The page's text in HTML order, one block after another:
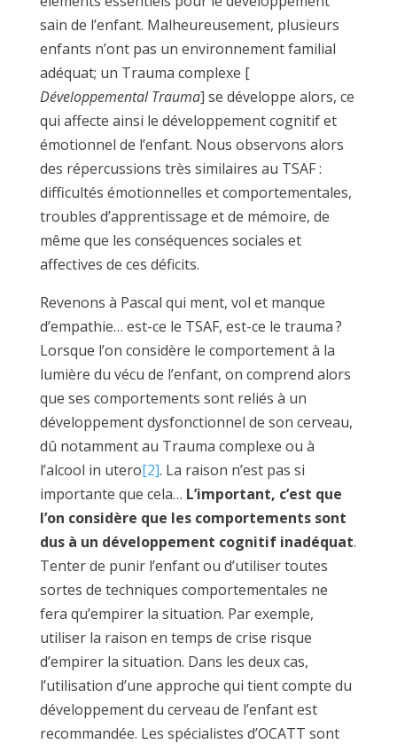
sain de l’enfant. Malheureusement, plusieurs
enfants n’ont pas un environnement familial
adéquat; un Trauma complexe [
Développemental Trauma] se développe alors, ce
qui affecte ainsi le développement cognitif et
émotionnel de l’enfant. Nous observons alors
des répercussions très similaires au TSAF :
difficultés émotionnelles et comportementales,
troubles d’apprentissage et de mémoire, de
même que les conséquences sociales et
affectives de ces déficits.
Revenons à Pascal qui ment, vol et manque
d’empathie… est-ce le TSAF, est-ce le trauma ?
Lorsque l’on considère le comportement à la
lumière du vécu de l’enfant, on comprend alors
que ses comportements sont reliés à un
développement dysfonctionnel de son cerveau,
dû notamment au Trauma complexe ou à
l’alcool in utero[2]. La raison n’est pas si
importante que cela… L’important, c’est que
l’on considère que les comportements sont
dus à un développement cognitif inadéquat.
Tenter de punir l’enfant ou d’utiliser toutes
sortes de techniques comportementales ne
fera qu’empirer la situation. Par exemple,
utiliser la raison en temps de crise risque
d’empirer la situation. Dans les deux cas,
l’utilisation d’une approche qui tient compte du
développement du cerveau de l’enfant est
recommandée. Les spécialistes d’OCATT sont